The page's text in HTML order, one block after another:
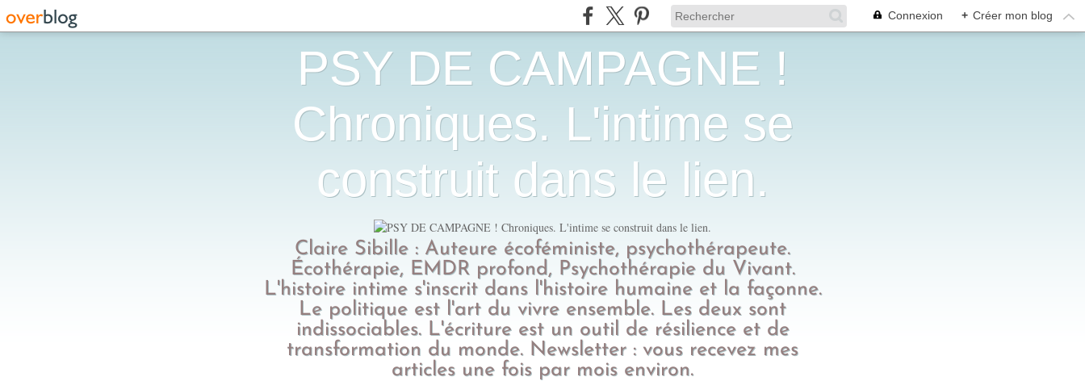
Connexion + Créer mon blog
PSY DE CAMPAGNE !
Chroniques. L'intime se
construit dans le lien.
Claire Sibille : Auteure écoféministe, psychothérapeute.
Écothérapie, EMDR profond, Psychothérapie du Vivant.
L'histoire intime s'inscrit dans l'histoire humaine et la façonne.
Le politique est l'art du vivre ensemble. Les deux sont
indissociables. L'écriture est un outil de résilience et de
transformation du monde. Newsletter : vous recevez mes
articles une fois par mois environ.